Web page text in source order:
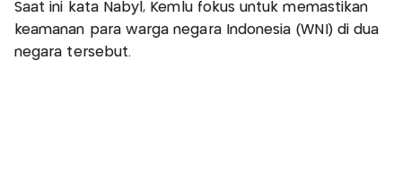
Saat ini kata Nabyl, Kemlu fokus untuk memastikan
keamanan para warga negara Indonesia (WNI) di dua
negara tersebut.